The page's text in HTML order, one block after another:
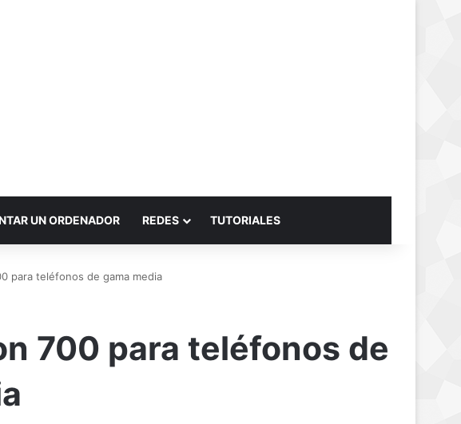
UN ORDENADOR REDES TUTORIALES
para teléfonos de gama media
700 para teléfonos de